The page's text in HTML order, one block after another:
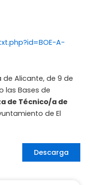
A-
de Alicante, de 9 de
las Bases de
de Técnico/a de
de El
Descarga